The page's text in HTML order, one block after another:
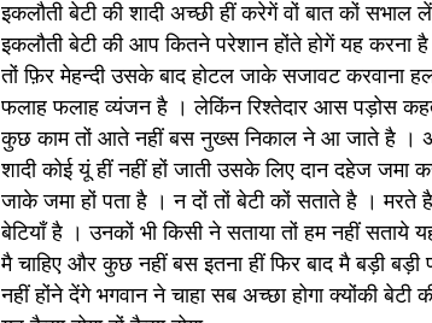
इकलौती बेटी की शादी अच्छी हीं करेगें वों बात कों
इकलौती बेटी की आप कितने परेशान होंते होगें यह करना
तों फ़िर मेहन्दी उसके बाद होटल जाके सजावट करवाना
फलाह फलाह व्यंजन है । लेकिंन रिश्तेदार आस पड़ोस
कुछ काम तों आते नहीं बस नुख्स निकाल ने आ जाते है ।
शादी कोई यूं हीं नहीं हों जाती उसके लिए दान दहेज
जाके जमा हों पता है । न दों तों बेटी कों सताते है ।
बेटियाँ है । उनकों भी किसी ने सताया तों हम नहीं
मै चाहिए और कुछ नहीं बस इतना हीं फिर बाद मै बड़ी बड़ी
नहीं होंने देंगे भगवान ने चाहा सब अच्छा होगा क्योंकी